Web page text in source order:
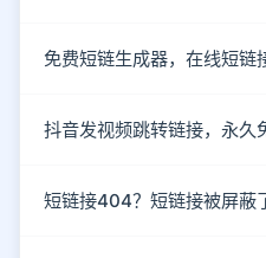
免费短链生成器，在线短链
抖音发视频跳转链接，永久
短链接404？短链接被屏蔽